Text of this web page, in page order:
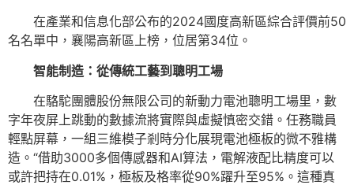
在產業和信息化部公布的2024國度高新區綜合評價前50
名名單中，襄陽高新區上榜，位居第34位。
智能制造：從傳統工藝到聰明工場
在駱駝團體股份無限公司的新動力電池聰明工場里，數
字年夜屏上跳動的數據流將實際與虛擬慎密交錯。任務職員
輕點屏幕，一組三維模子剎時分化展現電池極板的微不雅構
造。“借助3000多個傳感器和AI算法，電解液配比精度可以
或許把持在0.01%，極板及格率從90%躍升至95%。這種真